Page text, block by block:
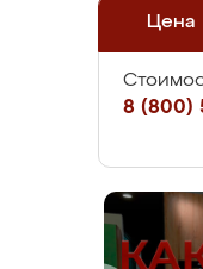
Цена
8 (800)